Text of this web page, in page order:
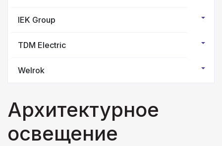
IEK Group
TDM Electric
Welrok
Архитектурное
освещение